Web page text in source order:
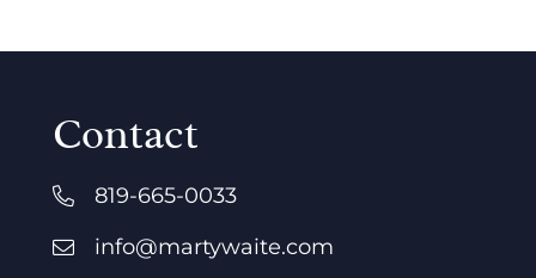
Contact
819-665-0033
info@martywaite.com